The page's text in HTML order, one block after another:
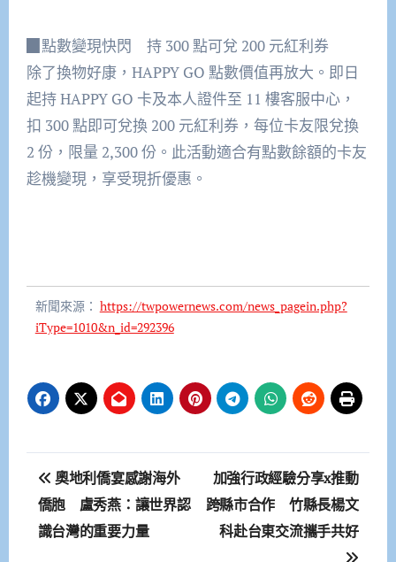
▉點數變現快閃 持 300 點可兌 200 元紅利券
除了換物好康，HAPPY GO 點數價值再放大。即日
起持 HAPPY GO 卡及本人證件至 11 樓客服中心，
扣 300 點即可兌換 200 元紅利券，每位卡友限兌換
2 份，限量 2,300 份。此活動適合有點數餘額的卡友
趁機變現，享受現折優惠。
新聞來源： https://twpowernews.com/news_pagein.php?
iType=1010&n_id=292396
文
章
導
奧地利僑宴感謝海外
僑胞 盧秀燕：讓世界認
識台灣的重要力量
加強行政經驗分享x推動
跨縣市合作 竹縣長楊文
科赴台東交流攜手共好